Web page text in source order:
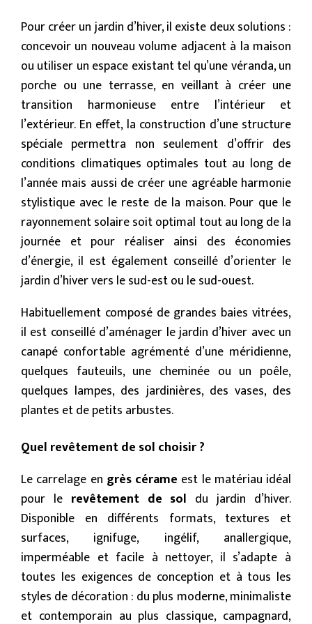
Pour créer un jardin d’hiver, il existe deux solutions :
concevoir un nouveau volume adjacent à la maison
ou utiliser un espace existant tel qu’une véranda, un
porche ou une terrasse, en veillant à créer une
transition harmonieuse entre l’intérieur et
l’extérieur. En effet, la construction d’une structure
spéciale permettra non seulement d’offrir des
conditions climatiques optimales tout au long de
l’année mais aussi de créer une agréable harmonie
stylistique avec le reste de la maison. Pour que le
rayonnement solaire soit optimal tout au long de la
journée et pour réaliser ainsi des économies
d’énergie, il est également conseillé d’orienter le
jardin d’hiver vers le sud-est ou le sud-ouest.
Habituellement composé de grandes baies vitrées,
il est conseillé d’aménager le jardin d’hiver avec un
canapé confortable agrémenté d’une méridienne,
quelques fauteuils, une cheminée ou un poêle,
quelques lampes, des jardinières, des vases, des
plantes et de petits arbustes.
Quel revêtement de sol choisir ?
Le carrelage en grès cérame est le matériau idéal
pour le revêtement de sol du jardin d’hiver.
Disponible en différents formats, textures et
surfaces, ignifuge, ingélif, anallergique,
imperméable et facile à nettoyer, il s’adapte à
toutes les exigences de conception et à tous les
styles de décoration : du plus moderne, minimaliste
et contemporain au plus classique, campagnard,